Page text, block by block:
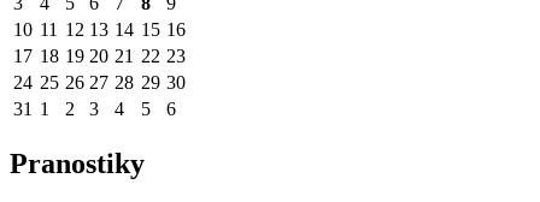
10 11 12 13 14 15 16
17 18 19 20 21 22 23
24 25 26 27 28 29 30
31 1 2 3 4 5 6
Pranostiky